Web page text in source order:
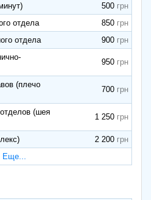
500
отдела
850
отдела
900
950
(плечо
700
(шея
1 250
2 200
Еще...